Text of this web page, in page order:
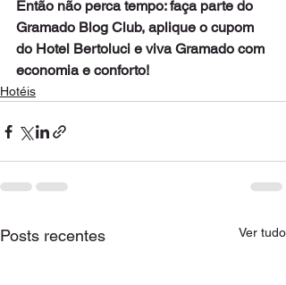
Então não perca tempo: faça parte do
Gramado Blog Club, aplique o cupom
do Hotel Bertoluci e viva Gramado com
economia e conforto!
Hotéis
Posts recentes Ver tudo